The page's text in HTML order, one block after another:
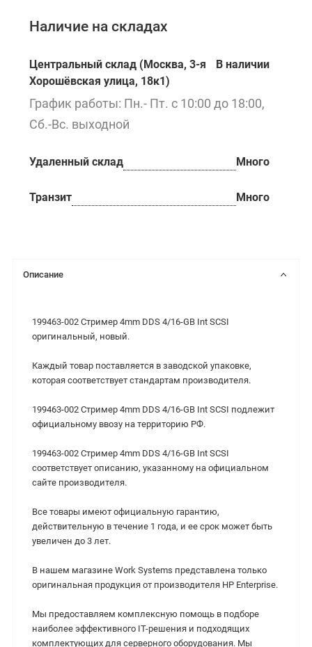
Наличие на складах
Центральный склад (Москва, 3-я
Хорошёвская улица, 18к1)
В наличии
График работы: Пн.- Пт. с 10:00 до 18:00,
Сб.-Вс. выходной
Удаленный склад Много
Транзит Много
Описание
199463-002 Стример 4mm DDS 4/16-GB Int SCSI
оригинальный, новый.
Каждый товар поставляется в заводской упаковке,
которая соответствует стандартам производителя.
199463-002 Стример 4mm DDS 4/16-GB Int SCSI подлежит
официальному ввозу на территорию РФ.
199463-002 Стример 4mm DDS 4/16-GB Int SCSI
cоответствует описанию, указанному на официальном
сайте производителя.
Все товары имеют официальную гарантию,
действительную в течение 1 года, и ее срок может быть
увеличен до 3 лет.
В нашем магазине Work Systems представлена только
оригинальная продукция от производителя HP Enterprise.
Мы предоставляем комплексную помощь в подборе
наиболее эффективного IT-решения и подходящих
комплектующих для серверного оборудования. Мы